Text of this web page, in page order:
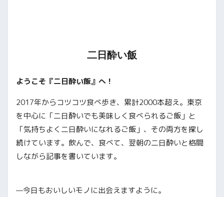
二日酔い飯
ようこそ『二日酔い飯』へ！
2017年からコツコツ食べ歩き、累計2000本超え。東京
を中心に「二日酔いでも美味しく食べられるご飯」と
「気持ちよく二日酔いになれるご飯」、その両方を探し
続けています。飲んで、食べて、翌朝の二日酔いと格闘
しながら記事を書いています。
—今日もおいしいモノに出会えますように。